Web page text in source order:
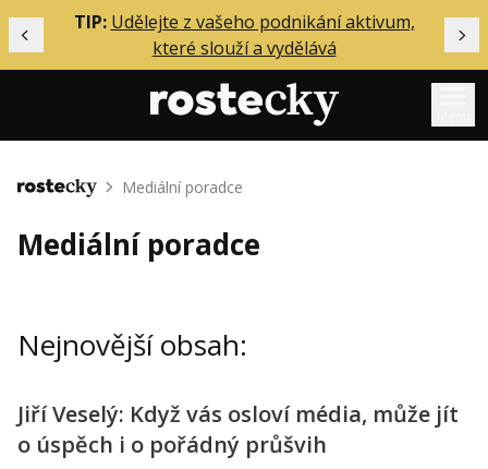
Předchozí
TIP: Udělejte z vašeho podnikání aktivum,
které slouží a vydělává
Mentoring
Solo
Inzerce
Přihlášení
Domů Mediální poradce
Mediální poradce
Nejnovější obsah:
Jiří Veselý: Když vás osloví média, může jít
o úspěch i o pořádný průšvih